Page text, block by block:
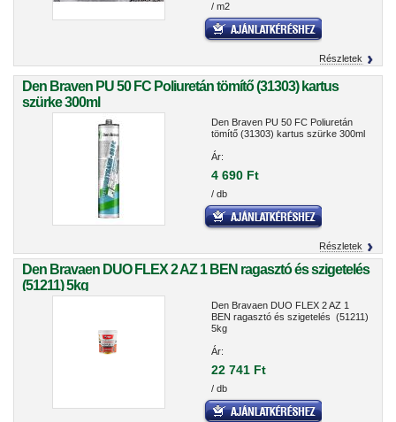
/ m2
Részletek
Den Braven PU 50 FC Poliuretán tömítő (31303) kartus
szürke 300ml
Den Braven PU 50 FC Poliuretán
tömítő (31303) kartus szürke 300ml
Ár:
4 690 Ft
/ db
Részletek
Den Bravaen DUO FLEX 2 AZ 1 BEN ragasztó és szigetelés
(51211) 5kg
Den Bravaen DUO FLEX 2 AZ 1
BEN ragasztó és szigetelés (51211)
5kg
Ár:
22 741 Ft
/ db